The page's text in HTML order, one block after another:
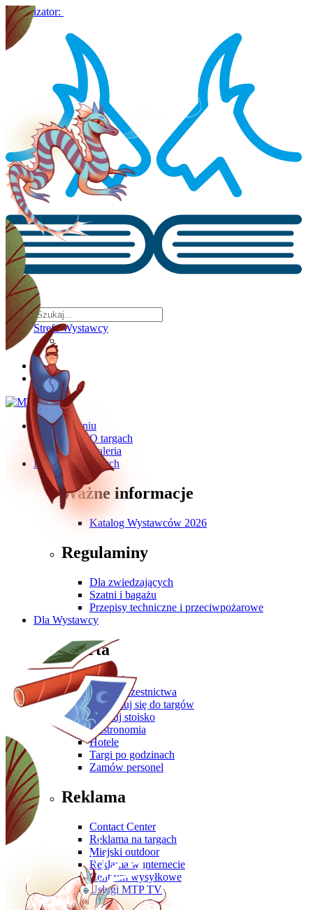
Organizator:
Strefa Wystawcy
O wydarzeniu
O targach
Galeria
Dla Zwiedzających
Ważne informacje
Katalog Wystawców 2026
Regulaminy
Dla zwiedzających
Szatni i bagażu
Przepisy techniczne i przeciwpożarowe
Dla Wystawcy
Oferta
Zgłoś się
Oferta uczestnictwa
Przygotuj się do targów
Zbuduj stoisko
Gastronomia
Hotele
Targi po godzinach
Zamów personel
Reklama
Contact Center
Reklama na targach
Miejski outdoor
Reklama w internecie
Centrum wysyłkowe
Usługi MTP TV